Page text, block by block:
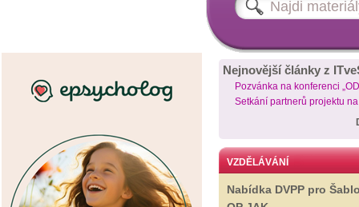
Nejnovější články z
Pozvánka na konferenci
Setkání partnerů projektu
VZDĚLÁVÁNÍ
Nabídka DVPP pro